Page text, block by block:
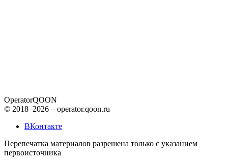
OperatorQOON
© 2018–2026 – operator.qoon.ru
ВКонтакте
Перепечатка материалов разрешена только с указанием
первоисточника